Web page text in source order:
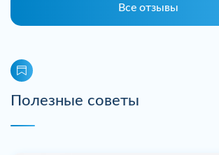
Все отзывы
Полезные советы